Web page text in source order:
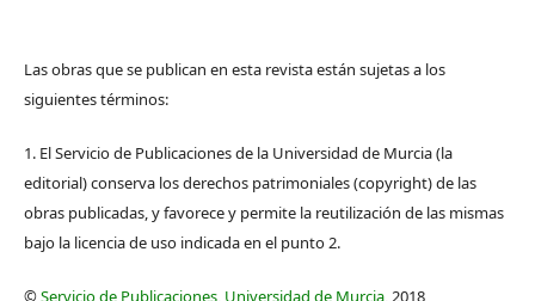
Las obras que se publican en esta revista están sujetas a los
siguientes términos:
1. El Servicio de Publicaciones de la Universidad de Murcia (la
editorial) conserva los derechos patrimoniales (copyright) de las
obras publicadas, y favorece y permite la reutilización de las mismas
bajo la licencia de uso indicada en el punto 2.
©Servicio de Publicaciones, Universidad de Murcia, 2018